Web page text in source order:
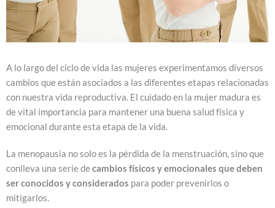
A lo largo del ciclo de vida las mujeres experimentamos diversos
cambios que están asociados a las diferentes etapas relacionadas
con nuestra vida reproductiva. El cuidado en la mujer madura es
de vital importancia para mantener una buena salud física y
emocional durante esta etapa de la vida.
La menopausia no solo es la pérdida de la menstruación, sino que
conlleva una serie decambios físicos y emocionales que deben
ser conocidos y considerados para poder prevenirlos o
mitigarlos.